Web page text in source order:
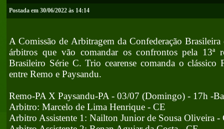
Postada em 30/06/2022 às 14:14
A Comissão de Arbitragem da Confederação
árbitros que vão comandar os confrontos pela 13ª
Brasileiro Série C. Trio cearense comanda o clássico
entre Remo e Paysandu.
Remo-PA X Paysandu-PA - 03/07 (Domingo) - 17h -
Arbitro: Marcelo de Lima Henrique - CE
Arbitro Assistente 1: Nailton Junior de Sousa Oliveira -